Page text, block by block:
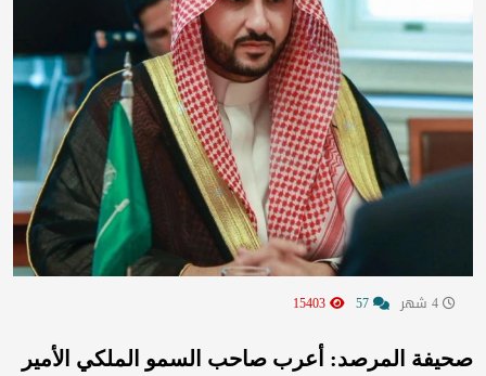
صحيفة المرصد: أعرب صاحب السمو الملكي الأمير